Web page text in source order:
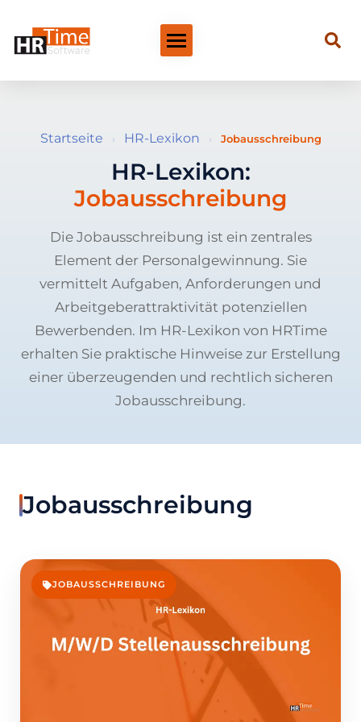
Startseite › HR-Lexikon › Jobausschreibung
HR-Lexikon:
Jobausschreibung
Die Jobausschreibung ist ein zentrales
Element der Personalgewinnung. Sie
vermittelt Aufgaben, Anforderungen und
Arbeitgeberattraktivität potenziellen
Bewerbenden. Im HR-Lexikon von HRTime
erhalten Sie praktische Hinweise zur Erstellung
einer überzeugenden und rechtlich sicheren
Jobausschreibung.
Jobausschreibung
JOBAUSSCHREIBUNG